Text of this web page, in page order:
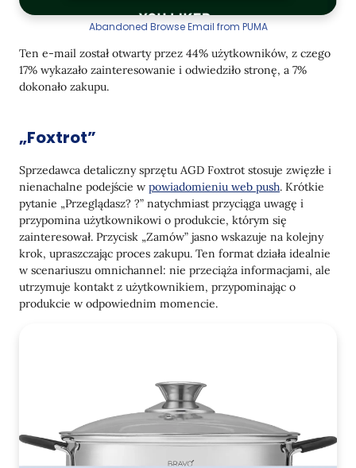
Abandoned Browse Email from PUMA
Ten e-mail został otwarty przez 44% użytkowników, z czego
17% wykazało zainteresowanie i odwiedziło stronę, a 7%
dokonało zakupu.
„Foxtrot”
Sprzedawca detaliczny sprzętu AGD Foxtrot stosuje zwięzłe i
nienachalne podejście w powiadomieniu web push. Krótkie
pytanie „Przeglądasz? ?” natychmiast przyciąga uwagę i
przypomina użytkownikowi o produkcie, którym się
zainteresował. Przycisk „Zamów” jasno wskazuje na kolejny
krok, upraszczając proces zakupu. Ten format działa idealnie
w scenariuszu omnichannel: nie przeciąża informacjami, ale
utrzymuje kontakt z użytkownikiem, przypominając o
produkcie w odpowiednim momencie.